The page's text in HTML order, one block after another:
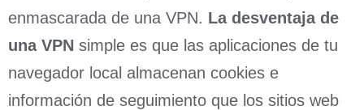
enmascarada de una VPN. La desventaja de
una VPN simple es que las aplicaciones de tu
navegador local almacenan cookies e
información de seguimiento que los sitios web